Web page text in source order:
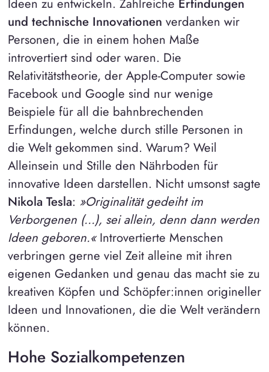
Ideen zu entwickeln. Zahlreiche Erfindungen
und technische Innovationen verdanken wir
Personen, die in einem hohen Maße
introvertiert sind oder waren. Die
Relativitätstheorie, der Apple-Computer sowie
Facebook und Google sind nur wenige
Beispiele für all die bahnbrechenden
Erfindungen, welche durch stille Personen in
die Welt gekommen sind. Warum? Weil
Alleinsein und Stille den Nährboden für
innovative Ideen darstellen. Nicht umsonst sagte
Nikola Tesla: »Originalität gedeiht im
Verborgenen (...), sei allein, denn dann werden
Ideen geboren.«Introvertierte Menschen
verbringen gerne viel Zeit alleine mit ihren
eigenen Gedanken und genau das macht sie zu
kreativen Köpfen und Schöpfer:innen origineller
Ideen und Innovationen, die die Welt verändern
können.
Hohe Sozialkompetenzen